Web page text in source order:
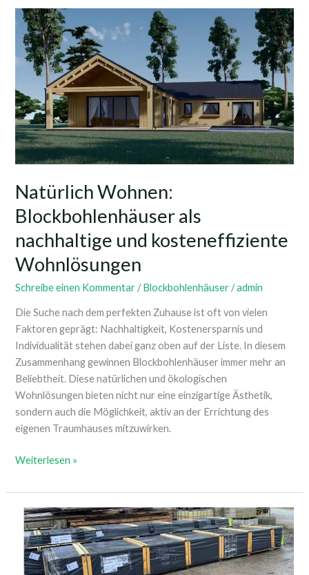
Natürlich Wohnen:
Blockbohlenhäuser als
nachhaltige und kosteneffiziente
Wohnlösungen
Schreibe einen Kommentar /Blockbohlenhäuser/admin
Die Suche nach dem perfekten Zuhause ist oft von vielen
Faktoren geprägt: Nachhaltigkeit, Kostenersparnis und
Individualität stehen dabei ganz oben auf der Liste. In diesem
Zusammenhang gewinnen Blockbohlenhäuser immer mehr an
Beliebtheit. Diese natürlichen und ökologischen
Wohnlösungen bieten nicht nur eine einzigartige Ästhetik,
sondern auch die Möglichkeit, aktiv an der Errichtung des
eigenen Traumhauses mitzuwirken.
Natürlich
Wohnen:
Blockbohlenhäuser
als
nachhaltige
und
kosteneffiziente
Wohnlösungen
Weiterlesen »
Teil
Anlieferung